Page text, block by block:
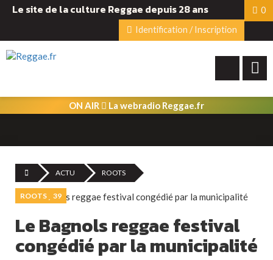
Le site de la culture Reggae depuis 28 ans
0
Identification / Inscription
ON AIR La webradio Reggae.fr
ACTU ROOTS
ROOTS 39
Le Bagnols reggae festival
congédié par la municipalité